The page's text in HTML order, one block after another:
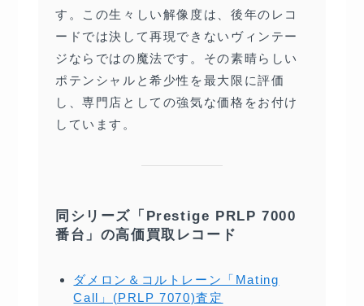
す。この生々しい解像度は、後年のレコ
ードでは決して再現できないヴィンテー
ジならではの魔法です。その素晴らしい
ポテンシャルと希少性を最大限に評価
し、専門店としての強気な価格をお付け
しています。
同シリーズ「Prestige PRLP 7000
番台」の高価買取レコード
ダメロン＆コルトレーン「Mating
Call」(PRLP 7070)査定